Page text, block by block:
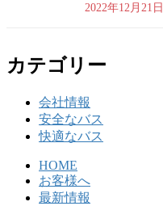
2022年12月21日
カテゴリー
会社情報
安全なバス
快適なバス
HOME
お客様へ
最新情報